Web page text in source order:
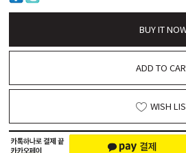
BUY IT
ADD TO
WISH